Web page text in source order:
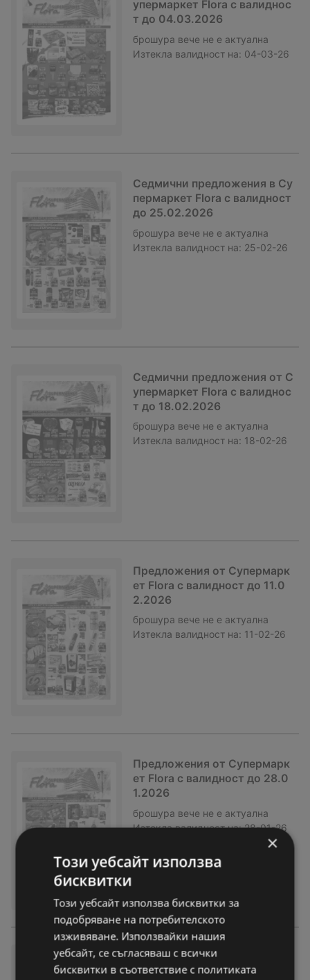
упермаркет Flora с валиднос
т до 04.03.2026
брошура вече не е актуална
Изтекла валидност на: 04-03-26
Седмични предложения в Су
пермаркет Flora с валидност
до 25.02.2026
брошура вече не е актуална
Изтекла валидност на: 25-02-26
Седмични предложения от С
упермаркет Flora с валиднос
т до 18.02.2026
брошура вече не е актуална
Изтекла валидност на: 18-02-26
Предложения от Супермарк
ет Flora с валидност до 11.0
2.2026
брошура вече не е актуална
Изтекла валидност на: 11-02-26
Предложения от Супермарк
ет Flora с валидност до 28.0
1.2026
брошура вече не е актуална
Изтекла валидност на: 28-01-26
Предложения от Супермарк
ет Flora с валидност до 21.0
×
Този уебсайт използва
бисквитки
Този уебсайт използва бисквитки за
подобряване на потребителското
изживяване. Използвайки нашия
уебсайт, се съгласяваш с всички
бисквитки в съответствие с политиката